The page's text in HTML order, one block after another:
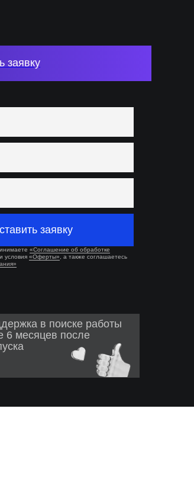
заявку
«Соглашение об обработке
условия «Оферты» , а также соглашаетесь
в поиске работы
6 месяцев после
заявку